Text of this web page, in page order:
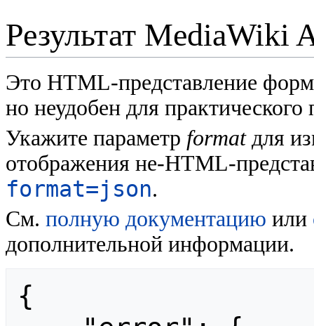
Результат MediaWiki
Это HTML-представление
но неудобен для
Укажите параметр formatдля
отображения не-HTML-
format=json.
См. полную документацию или
дополнительной информации.
{